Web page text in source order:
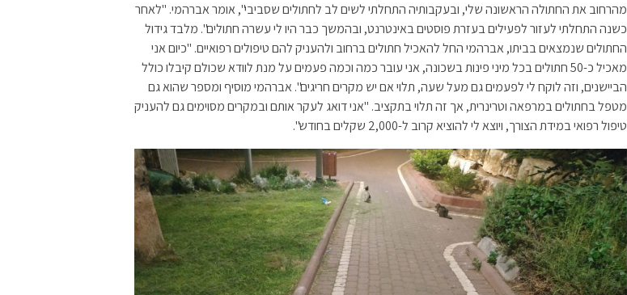
מהרחוב את החתולה הראשונה שלי, ובעקבותיה התחלתי לשים לב לחתולים שסביבי", אומר אברהמי. "לאחר
כשנה התחלתי לעזור לפעילים בעזרת פוסטים באינטרנט, ובהמשך כבר היו לי עשרה חתולים". מלבד גידול
החתולים שנמצאים בביתו, אברהמי החל להאכיל חתולים ברחוב ולהעניק להם טיפולים רפואיים. "כיום אני
מאכיל כ-50 חתולים בכל מיני פינות בשכונה, אני עובר כמה וכמה פעמים על מנת לוודא שכולם קיבלו כולל
הביישנים, וזה לוקח לי לפעמים גם מעל שעה, תלוי אם יש מקרים חריגים". אברהמי מוסיף ומספר שהוא גם
מטפל בחתולים במרפאה וטרינרית, אך זה תלוי בתקציב. "אני דואג לעקר אותם ובמקרים מסוימים גם להעניק
טיפול רפואי במידת הצורך, ויוצא לי להוציא קרוב ל-2,000 שקלים בחודש".